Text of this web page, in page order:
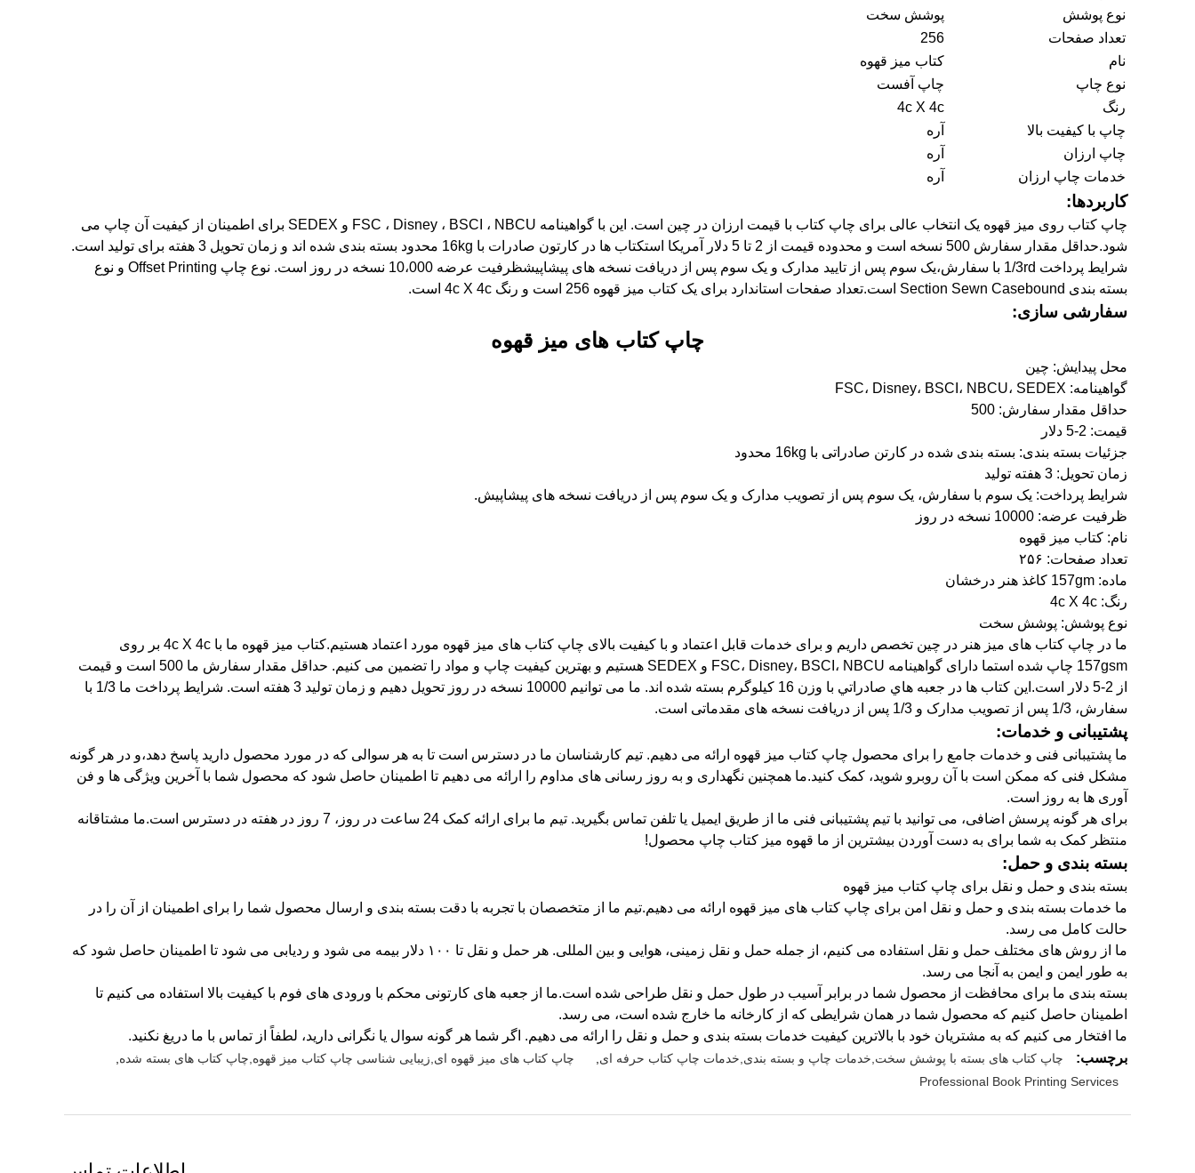
نوع پوشش
پوشش سخت
تعداد صفحات
256
نام
کتاب میز قهوه
نوع چاپ
چاپ آفست
رنگ
4c X 4c
چاپ با کیفیت بالا
آره
چاپ ارزان
آره
خدمات چاپ ارزان
آره
کاربردها:
چاپ کتاب روی میز قهوه یک انتخاب عالی برای چاپ کتاب با قیمت ارزان در چین است. این با گواهینامه FSC ، Disney ، BSCI ، NBCU و SEDEX برای اطمینان از کیفیت آن چاپ می
شود.حداقل مقدار سفارش 500 نسخه است و محدوده قیمت از 2 تا 5 دلار آمریکا استکتاب ها در کارتون صادرات با 16kg محدود بسته بندی شده اند و زمان تحویل 3 هفته برای تولید است.
شرایط پرداخت 1/3rd با سفارش،یک سوم پس از تایید مدارک و یک سوم پس از دریافت نسخه های پیشاپیشظرفیت عرضه 10،000 نسخه در روز است. نوع چاپ Offset Printing و نوع
بسته بندی Section Sewn Casebound است.تعداد صفحات استاندارد برای یک کتاب میز قهوه 256 است و رنگ 4c X 4c است.
سفارشی سازی:
چاپ کتاب های میز قهوه
محل پیدایش: چین
گواهینامه: FSC، Disney، BSCI، NBCU، SEDEX
حداقل مقدار سفارش: 500
قیمت: 2-5 دلار
جزئیات بسته بندی: بسته بندی شده در کارتن صادراتی با 16kg محدود
زمان تحویل: 3 هفته تولید
شرایط پرداخت: یک سوم با سفارش، یک سوم پس از تصویب مدارک و یک سوم پس از دریافت نسخه های پیشاپیش.
ظرفیت عرضه: 10000 نسخه در روز
نام: کتاب میز قهوه
تعداد صفحات: ۲۵۶
ماده: 157gm کاغذ هنر درخشان
رنگ: 4c X 4c
نوع پوشش: پوشش سخت
ما در چاپ کتاب های میز هنر در چین تخصص داریم و برای خدمات قابل اعتماد و با کیفیت بالای چاپ کتاب های میز قهوه مورد اعتماد هستیم.کتاب میز قهوه ما با 4c X 4c بر روی
157gsm چاپ شده استما دارای گواهینامه FSC، Disney، BSCI، NBCU و SEDEX هستیم و بهترین کیفیت چاپ و مواد را تضمین می کنیم. حداقل مقدار سفارش ما 500 است و قیمت
از 2-5 دلار است.اين کتاب ها در جعبه هاي صادراتي با وزن 16 کيلوگرم بسته شده اند. ما می توانیم 10000 نسخه در روز تحویل دهیم و زمان تولید 3 هفته است. شرایط پرداخت ما 1/3 با
سفارش، 1/3 پس از تصویب مدارک و 1/3 پس از دریافت نسخه های مقدماتی است.
پشتیبانی و خدمات:
ما پشتیبانی فنی و خدمات جامع را برای محصول چاپ کتاب میز قهوه ارائه می دهیم. تیم کارشناسان ما در دسترس است تا به هر سوالی که در مورد محصول دارید پاسخ دهد،و در هر گونه
مشکل فنی که ممکن است با آن روبرو شوید، کمک کنید.ما همچنین نگهداری و به روز رسانی های مداوم را ارائه می دهیم تا اطمینان حاصل شود که محصول شما با آخرین ویژگی ها و فن
آوری ها به روز است.
برای هر گونه پرسش اضافی، می توانید با تیم پشتیبانی فنی ما از طریق ایمیل یا تلفن تماس بگیرید. تیم ما برای ارائه کمک 24 ساعت در روز، 7 روز در هفته در دسترس است.ما مشتاقانه
منتظر کمک به شما برای به دست آوردن بیشترین از ما قهوه میز کتاب چاپ محصول!
بسته بندی و حمل:
بسته بندی و حمل و نقل برای چاپ کتاب میز قهوه
ما خدمات بسته بندی و حمل و نقل امن برای چاپ کتاب های میز قهوه ارائه می دهیم.تیم ما از متخصصان با تجربه با دقت بسته بندی و ارسال محصول شما را برای اطمینان از آن را در
حالت کامل می رسد.
ما از روش های مختلف حمل و نقل استفاده می کنیم، از جمله حمل و نقل زمینی، هوایی و بین المللی. هر حمل و نقل تا ۱۰۰ دلار بیمه می شود و ردیابی می شود تا اطمینان حاصل شود که
به طور ایمن و ایمن به آنجا می رسد.
بسته بندی ما برای محافظت از محصول شما در برابر آسیب در طول حمل و نقل طراحی شده است.ما از جعبه های کارتونی محکم با ورودی های فوم با کیفیت بالا استفاده می کنیم تا
اطمینان حاصل کنیم که محصول شما در همان شرایطی که از کارخانه ما خارج شده است، می رسد.
ما افتخار می کنیم که به مشتریان خود با بالاترین کیفیت خدمات بسته بندی و حمل و نقل را ارائه می دهیم. اگر شما هر گونه سوال یا نگرانی دارید، لطفاً از تماس با ما دریغ نکنید.
برچسب:
چاپ کتاب های بسته با پوشش سخت,خدمات چاپ و بسته بندی,خدمات چاپ کتاب حرفه ای چاپ کتاب های میز قهوه ای,زیبایی شناسی چاپ کتاب میز قهوه,چاپ کتاب های بسته شده
Professional Book Printing Services